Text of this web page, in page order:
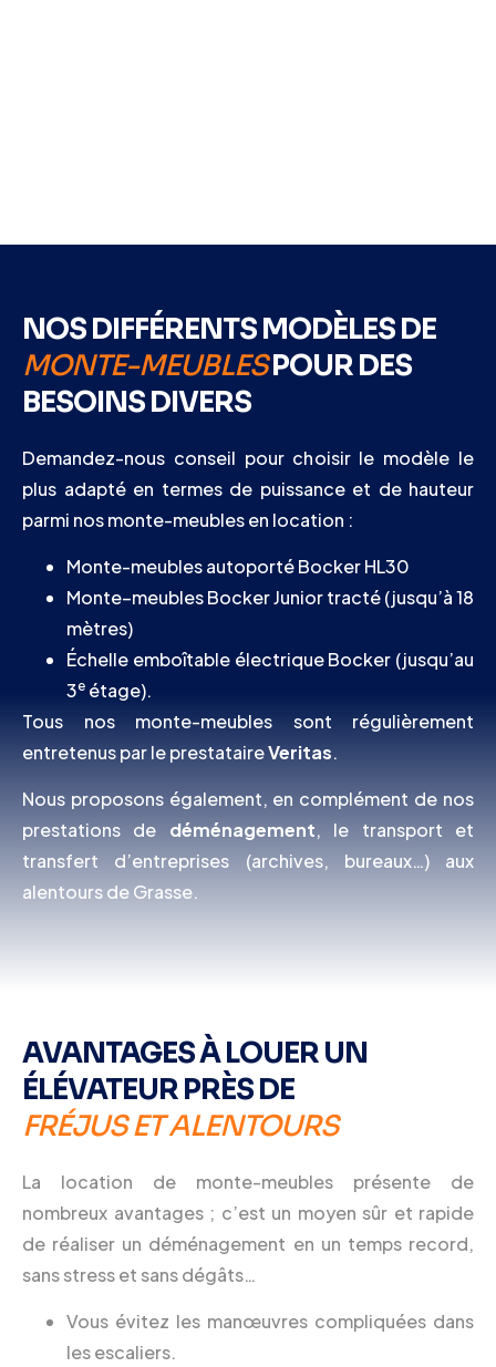
NOS DIFFÉRENTS MODÈLES DE
MONTE-MEUBLESPOUR DES
BESOINS DIVERS
Demandez-nous conseil pour choisir le modèle le
plus adapté en termes de puissance et de hauteur
parmi nos monte-meubles en location :
Monte-meubles autoporté Bocker HL30
Monte–meubles Bocker Junior tracté (jusqu’à 18
mètres)
Échelle emboîtable électrique Bocker (jusqu’au
3e étage).
Tous nos monte-meubles sont régulièrement
entretenus par le prestataireVeritas.
Nous proposons également, en complément de nos
prestations de déménagement, le transport et
transfert d’entreprises (archives, bureaux…) aux
alentours de Grasse.
AVANTAGES À LOUER UN
ÉLÉVATEUR PRÈS DE
FRÉJUS ET ALENTOURS
La location de monte-meubles présente de
nombreux avantages ; c’est un moyen sûr et rapide
de réaliser un déménagement en un temps record,
sans stress et sans dégâts…
Vous évitez les manœuvres compliquées dans
les escaliers.